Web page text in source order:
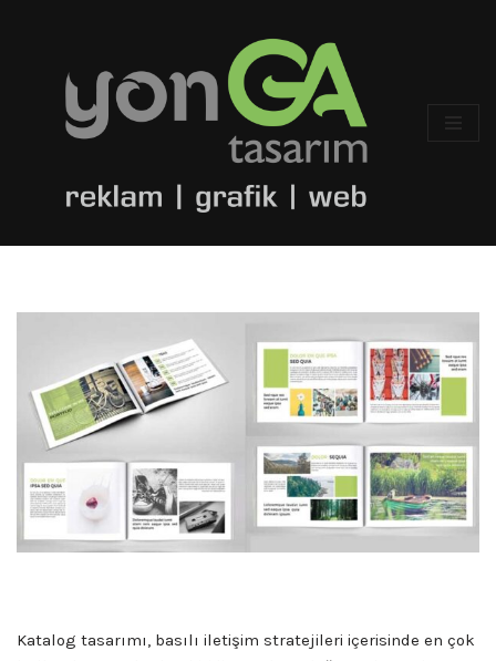
Katalog tasarımı, basılı iletişim stratejileri içerisinde en çok